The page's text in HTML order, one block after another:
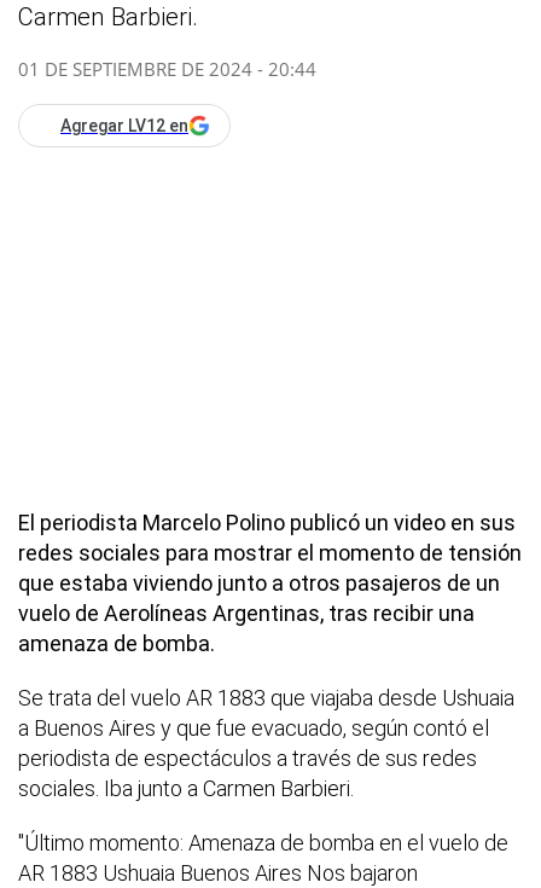
Carmen Barbieri.
01 DE SEPTIEMBRE DE 2024 - 20:44
Agregar LV12 en
El periodista Marcelo Polino publicó un video en sus
redes sociales para mostrar el momento de tensión
que estaba viviendo junto a otros pasajeros de un
vuelo de Aerolíneas Argentinas, tras recibir una
amenaza de bomba.
Se trata del vuelo AR 1883 que viajaba desde Ushuaia
a Buenos Aires y que fue evacuado, según contó el
periodista de espectáculos a través de sus redes
sociales. Iba junto a Carmen Barbieri.
"Último momento: Amenaza de bomba en el vuelo de
AR 1883 Ushuaia Buenos Aires Nos bajaron